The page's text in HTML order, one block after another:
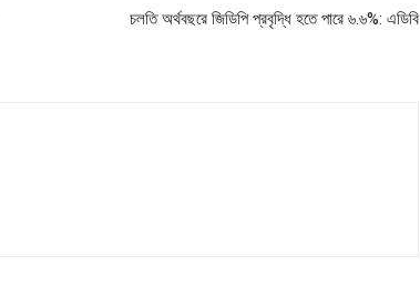
চলতি অর্থবছরে জিডিপি প্রবৃদ্ধি হতে পারে ৬.৬%: এডিবি